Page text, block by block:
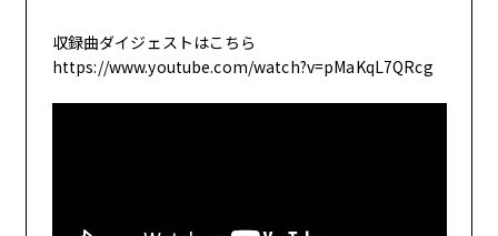
収録曲ダイジェストはこちら
https://www.youtube.com/watch?v=pMaKqL7QRcg